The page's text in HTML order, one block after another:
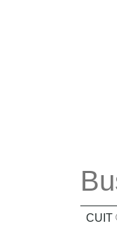
CUIT